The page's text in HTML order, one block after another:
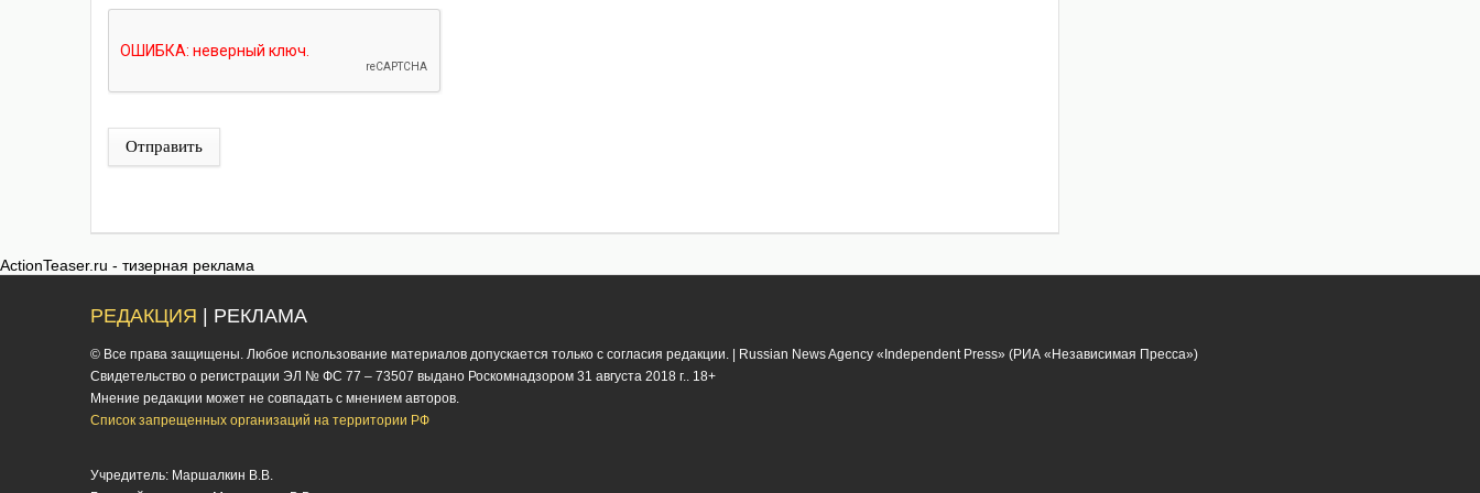
Отправить
ActionTeaser.ru - тизерная реклама
РЕДАКЦИЯ | РЕКЛАМА
© Все права защищены. Любое использование материалов допускается только с согласия редакции. | Russian News Agency «Independent Press» (РИА «Независимая Пресса»)
Cвидетельство о регистрации ЭЛ № ФС 77 – 73507 выдано Роскомнадзором 31 августа 2018 г.. 18+
Мнение редакции может не совпадать с мнением авторов.
Список запрещенных организаций на территории РФ
Учредитель: Маршалкин В.В.